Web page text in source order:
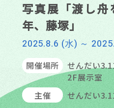
写真展「渡し
年、藤塚」
2025.8.6 (水) ～
開催場所
せんだい
2F展示室
主催
せんだい